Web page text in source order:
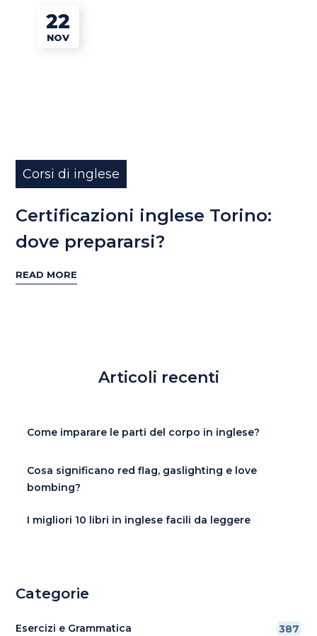
22
NOV
Corsi di inglese
Certificazioni inglese Torino:
dove prepararsi?
READ MORE
Articoli recenti
Come imparare le parti del corpo in inglese?
Cosa significano red flag, gaslighting e love
bombing?
I migliori 10 libri in inglese facili da leggere
Categorie
Esercizi e Grammatica 387